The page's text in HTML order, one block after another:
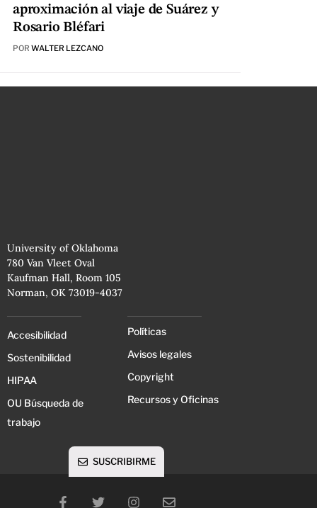
aproximación al viaje de Suárez y
Rosario Bléfari
POR WALTER LEZCANO
University of Oklahoma
780 Van Vleet Oval
Kaufman Hall, Room 105
Norman, OK 73019-4037
Accesibilidad
Sostenibilidad
HIPAA
OU Búsqueda de
trabajo
Políticas
Avisos legales
Copyright
Recursos y Oficinas
SUSCRIBIRME